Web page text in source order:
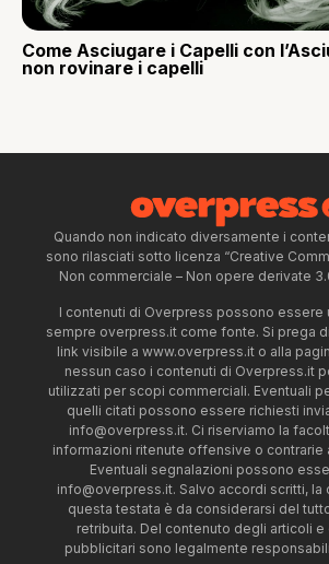
Come Asciugare i Capelli con
non rovinare i capelli
Quando non indicato diversamente i
sono rilasciati sotto licenza “Creative
Non commerciale – Non opere derivate
I contenuti di Overpress possono essere
sempre overpress.it come fonte. Si prega
link visibile a www.overpress.it o alla
nessun caso i contenuti di Overpress.it
utilizzati per scopi commerciali. Eventuali
quelli citati possono essere richiesti
info@overpress.it. Ci riserviamo la
informazioni ritenute offensive o contrarie
Eventuali segnalazioni possono
info@overpress.it. Salvo accordi scritti, la
questa testata è da considerarsi del
retribuita. Del contenuto degli articoli e
pubblicitari sono legalmente